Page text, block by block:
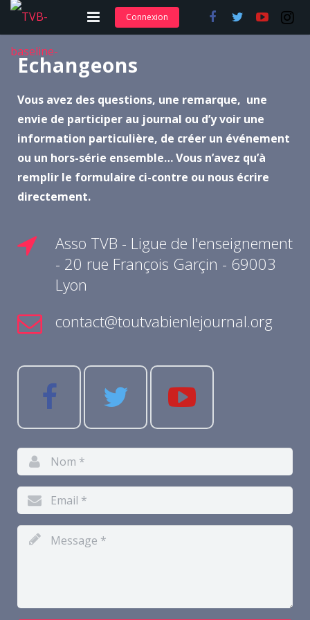
Adhérer et s’abonner
Nos actions
Nos formations
Contact
Connexion
Echangeons
Vous avez des questions, une remarque, une
envie de participer au journal ou d’y voir une
information particulière, de créer un événement
ou un hors-série ensemble… Vous n’avez qu’à
remplir le formulaire ci-contre ou nous écrire
directement.
Asso TVB - Ligue de l'enseignement
- 20 rue François Garçin - 69003
Lyon
contact@toutvabienlejournal.org